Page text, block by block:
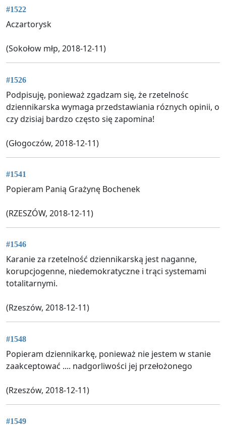
#1522
Aczartorysk
(Sokołow młp, 2018-12-11)
#1526
Podpisuję, ponieważ zgadzam się, że rzetelnośc
dziennikarska wymaga przedstawiania róznych opinii, o
czy dzisiaj bardzo często się zapomina!
(Głogoczów, 2018-12-11)
#1541
Popieram Panią Grażynę Bochenek
(RZESZÓW, 2018-12-11)
#1546
Karanie za rzetelność dziennikarską jest naganne,
korupcjogenne, niedemokratyczne i trąci systemami
totalitarnymi.
(Rzeszów, 2018-12-11)
#1548
Popieram dziennikarkę, ponieważ nie jestem w stanie
zaakceptować .... nadgorliwości jej przełożonego
(Rzeszów, 2018-12-11)
#1549